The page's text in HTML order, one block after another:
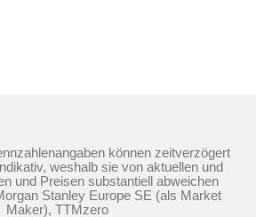
können zeitverzögert
weshalb sie von aktuellen und
und Preisen substantiell abweichen
Stanley Europe SE (als Market
Maker), TTMzero